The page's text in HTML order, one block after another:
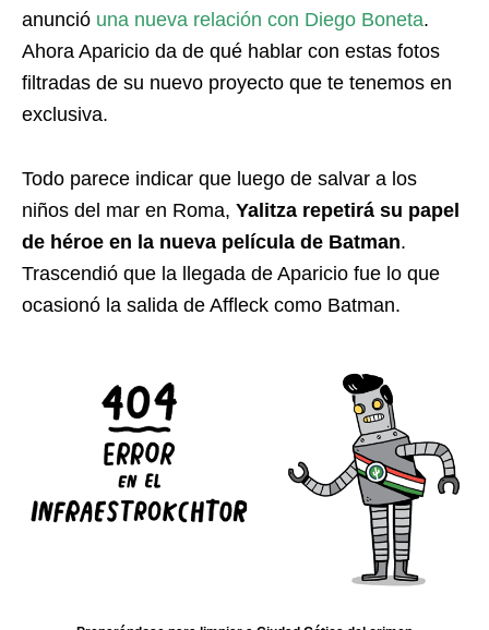
anunció una nueva relación con Diego Boneta.
Ahora Aparicio da de qué hablar con estas fotos
filtradas de su nuevo proyecto que te tenemos en
exclusiva.
Todo parece indicar que luego de salvar a los
niños del mar en Roma, Yalitza repetirá su papel
de héroe en la nueva película de Batman.
Trascendió que la llegada de Aparicio fue lo que
ocasionó la salida de Affleck como Batman.